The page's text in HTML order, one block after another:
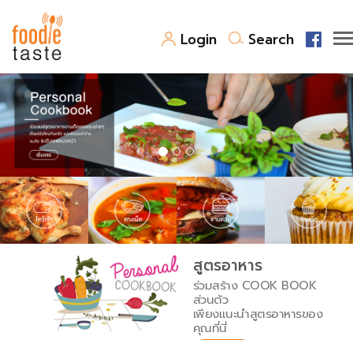
Login Search
สูตรอาหาร
สูตรอาหารล่าสุด
Top Foodie
พาไปชิม
สารพันก้นครัว
เคล็ดลับน่ารู้
เปรียบเทียบหน่วยการตวง
เปรียบเทียบอุณหภูมิ
เปรียบเทียบน้ำหนักวัตถุดิบ
FoodPedia
สร้าง Cookbook
สูตรอาหาร
ร่วมสร้าง COOK BOOK
ส่วนตัว
เพียงแนะนำสูตรอาหารของ
คุณที่นี่